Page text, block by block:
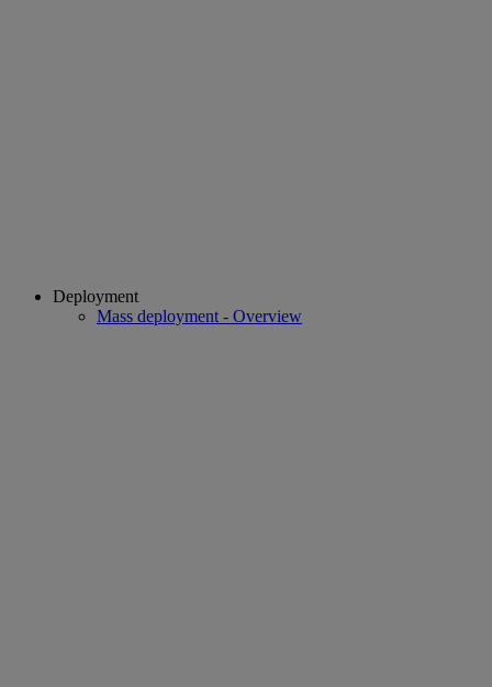
Deployment
Mass deployment - Overview